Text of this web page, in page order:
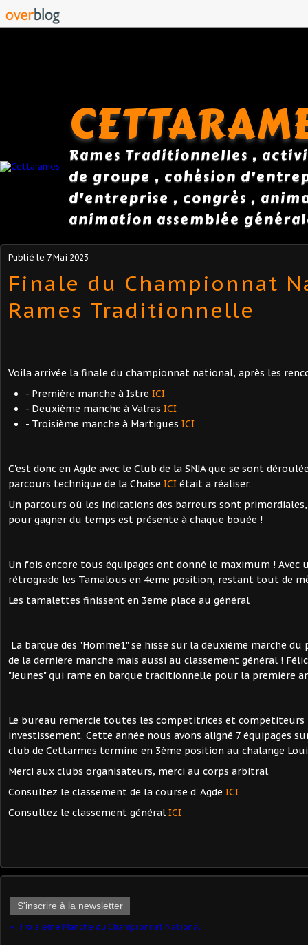
Rames Traditionnelles ,
de groupe , cohésion
d'entreprise , congrès ,
animation assemblée
Publié le 7 Mai 2023
Finale du Championnat
Rames Traditionnelle
Voila arrivée la finale du championnat national, après les
- Première manche à Istre ICI
- Deuxième manche à Valras ICI
- Troisième manche à Martigues ICI
C'est donc en Agde avec le Club de la SNJA que se sont
parcours technique de la Chaise ICI était a réaliser.
Un parcours où les indications des barreurs sont
pour gagner du temps est présente à chaque bouée !
Un fois encore tous équipages ont donné le maximum ! Avec
rétrograde les Tamalous en 4eme position, restant tout de
Les tamalettes finissent en 3eme place au général
La barque des "Homme1" se hisse sur la deuxième marche
de la dernière manche mais aussi au classement général !
"Jeunes" qui rame en barque traditionnelle pour la première
Le bureau remercie toutes les competitrices et
investissement. Cette année nous avons aligné 7 équipages
club de Cettarmes termine en 3ème position au chalange
Merci aux clubs organisateurs, merci au corps arbitral.
Consultez le classement de la course d' Agde ICI
Consultez le classement général ICI
S'inscrire à la newsletter
Troisième Manche du Championnat National